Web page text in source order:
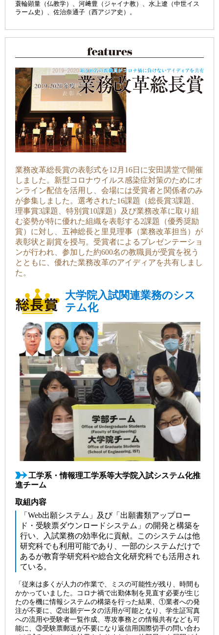
蓑輪顕量（仏教学）、河﨑豊（ジャイナ教）、水上遼（中世イス
ラーム史）、佐治奈通子（西アジア史）。
業務改革総長賞の表彰式を12月16日に安田講堂で開催
しました。新型コロナウイルス感染症対策のためにオ
ンライン配信を活用し、会場には受賞者と関係者のみ
が参集しました。選考された16課題（総長賞3課題、
理事賞3課題、特別賞10課題）及び業務改革に取り組
む姿勢が特に優れた組織を表彰する2課題（優秀奨励
賞）に対し、五神総長と里見理事（業務改革担当）が
表彰状と副賞を授与。受賞者によるプレゼンテーショ
ンが行われ、参加した約600名の教職員が受賞を祝う
とともに、優れた業務改革のアイディアを共有しまし
た。
大学院入試関連業務のシス
テム化
工学系・情報理工学系等大学院入試システム化推
進チーム
取組内容
「Web出願システム」及び「出願書類アップロー
ド・受験票ダウンロードシステム」の開発と構築を
行い、入試業務の効率化に貢献。このシステムは他
研究科でも利用可能であり、一部のシステムだけで
あるが教育学研究科や総合文化研究科でも活用され
ている。
「従来は多くが人力の作業で、ミスの可能性が残り、時間も
かかっていました。コロナ禍で出勤体制を見直す必要が生じ
たのを機に情報システムの構築を行った結果、①業者への発
注が不要に、②出願データの活用が可能となり、学生証写真
への流用や受験者一覧作成、専攻事務との情報共有なども可
能に、③受験票郵送が不要になり返信用国際切手の問い合わ